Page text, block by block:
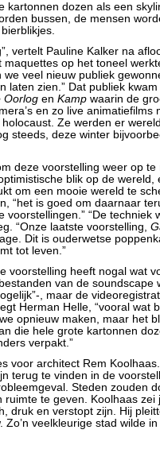
kartonnen dozen als een
bussen, de mensen
vertelt Pauline Kalker na
maquettes op het toneel
veel nieuw publiek
laten zien.” Dat publiek
Oorlog en Kamp waarin de
en zo live animatiefilms
Ze werden er
steeds, deze winter
deze voorstelling weer op te
blik op de wereld,
om een mooie wereld te
“het is goed om daarnaar
voorstellingen.” “De techniek
“Onze laatste voorstelling,
Dit is ouderwetse
tot leven.”
voorstelling heeft nogal wat
van de soundscape
, maar de
Herman Helle, “vooral wat
opnieuw maken, maar het
die hele grote kartonnen
verpakt.”
voor architect Rem
terug te vinden in de
Steden zouden
te geven. Koolhaas zei
druk en verstopt zijn. Hij
veelkleurige stad wilde